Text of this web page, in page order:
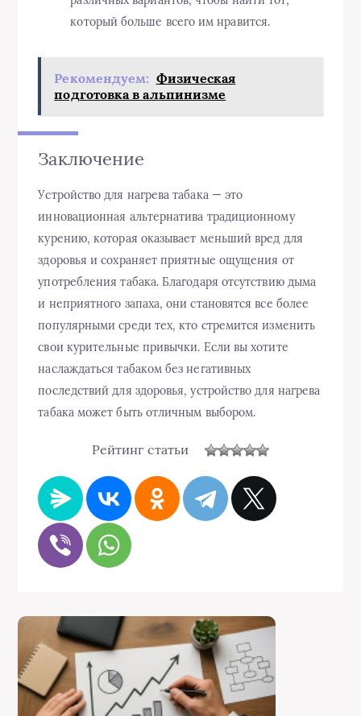
который больше всего им нравится.
Рекомендуем: Физическая
подготовка в альпинизме
Заключение
Устройство для нагрева табака — это
инновационная альтернатива традиционному
курению, которая оказывает меньший вред для
здоровья и сохраняет приятные ощущения от
употребления табака. Благодаря отсутствию дыма
и неприятного запаха, они становятся все более
популярными среди тех, кто стремится изменить
свои курительные привычки. Если вы хотите
наслаждаться табаком без негативных
последствий для здоровья, устройство для нагрева
табака может быть отличным выбором.
Рейтинг статьи